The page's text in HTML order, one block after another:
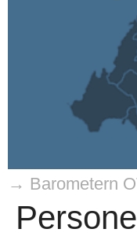
→ Barometern